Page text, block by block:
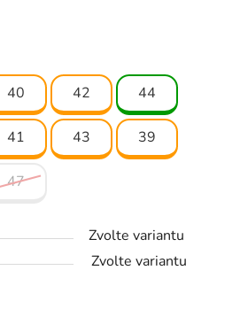
40 42 44
41 43 39
47
Zvolte variantu
Zvolte variantu